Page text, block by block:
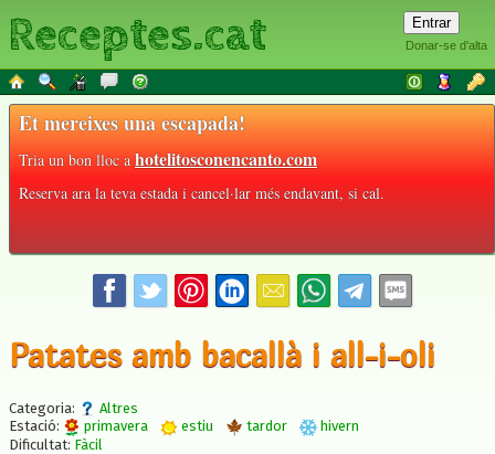
Donar-se d'alta
Receptes.cat
Et mereixes una escapada!
Tria un bon lloc ahotelitosconencanto.com
Reserva ara la teva estada i cancel·lar més endavant, si cal.
Patates amb bacallà i all-i-oli
Categoria:
Altres
Estació:
primavera estiu tardor
hivern
Dificultat: Fàcil